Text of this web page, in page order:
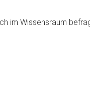
im Wissensraum